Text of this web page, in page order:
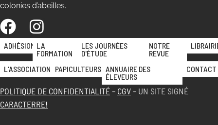
colonies d’abeilles.
ADHÉSION LA
FORMATION
LES JOURNÉES
D'ÉTUDE
NOTRE
REVUE
L'ASSOCIATION PAPICULTEURS ANNUAIRE DES
ÉLEVEURS
CONTACT
POLITIQUE DE CONFIDENTIALITÉ– CGV– UN SITE SIGNÉ
CARACTERRE!